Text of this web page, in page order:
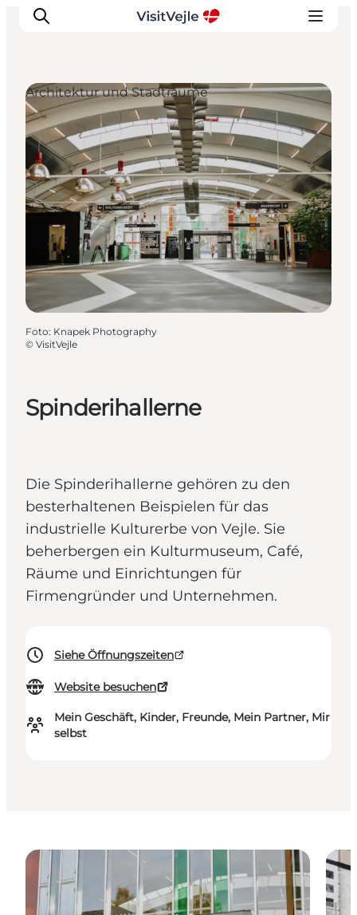
Erlebnisse
Veranstaltungen
Reiseplanung
Inspiration
Spinderihallerne
Die Spinderihallerne gehören zu den
besterhaltenen Beispielen für das
industrielle Kulturerbe von Vejle. Sie
beherbergen ein Kulturmuseum, Café,
Räume und Einrichtungen für
Firmengründer und Unternehmen.
Siehe Öffnungszeiten
Website besuchen
Mein Geschäft, Kinder, Freunde, Mein Partner, Mir
selbst
Architektur und Stadträume
Foto: Knapek Photography
© VisitVejle